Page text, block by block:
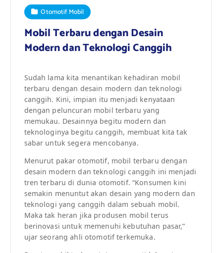
Otomotif Mobil
Mobil Terbaru dengan Desain
Modern dan Teknologi Canggih
Sudah lama kita menantikan kehadiran mobil
terbaru dengan desain modern dan teknologi
canggih. Kini, impian itu menjadi kenyataan
dengan peluncuran mobil terbaru yang
memukau. Desainnya begitu modern dan
teknologinya begitu canggih, membuat kita tak
sabar untuk segera mencobanya.
Menurut pakar otomotif, mobil terbaru dengan
desain modern dan teknologi canggih ini menjadi
tren terbaru di dunia otomotif. “Konsumen kini
semakin menuntut akan desain yang modern dan
teknologi yang canggih dalam sebuah mobil.
Maka tak heran jika produsen mobil terus
berinovasi untuk memenuhi kebutuhan pasar,”
ujar seorang ahli otomotif terkemuka.